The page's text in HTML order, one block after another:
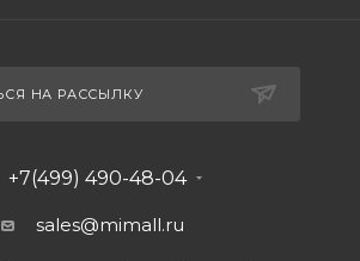
НА РАССЫЛКУ
+7(499) 490-48-04
sales@mimall.ru